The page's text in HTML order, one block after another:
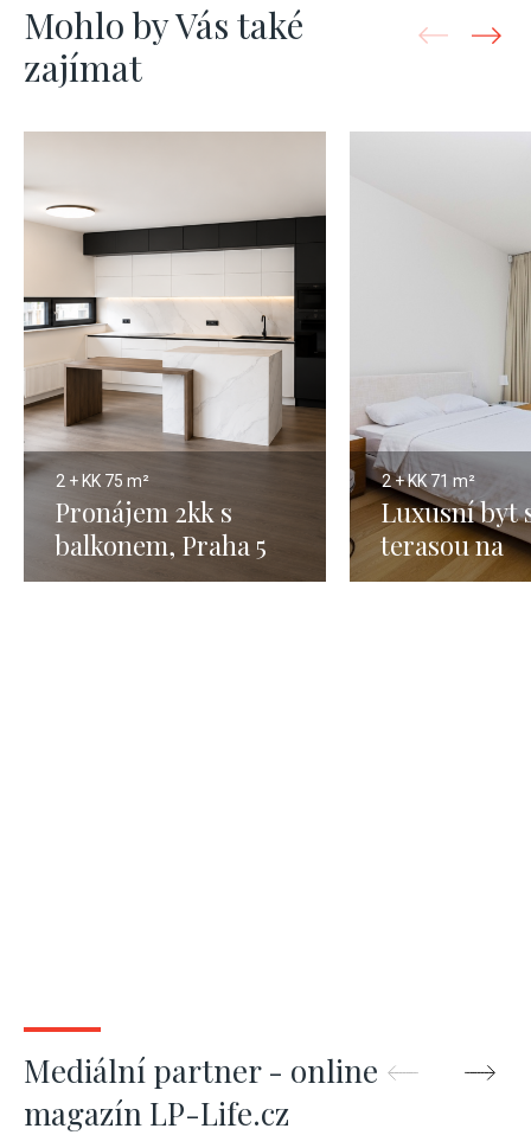
Mohlo by Vás také
zajímat
2 + KK 75 m²
Pronájem 2kk s
balkonem, Praha 5
Smíchov, 75m
2 + KK 71 m²
Luxusní byt
terasou na
krátkodobý
Mediální partner - online
magazín LP-Life.cz